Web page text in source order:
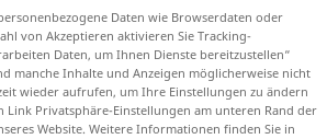
Daten wie Browserdaten oder
von Akzeptieren aktivieren Sie Tracking-
Daten, um Ihnen Dienste bereitzustellen“
manche Inhalte und Anzeigen möglicherweise nicht
wieder aufrufen, um Ihre Einstellungen zu ändern
Privatsphäre-Einstellungen am unteren Rand der
Website. Weitere Informationen finden Sie in